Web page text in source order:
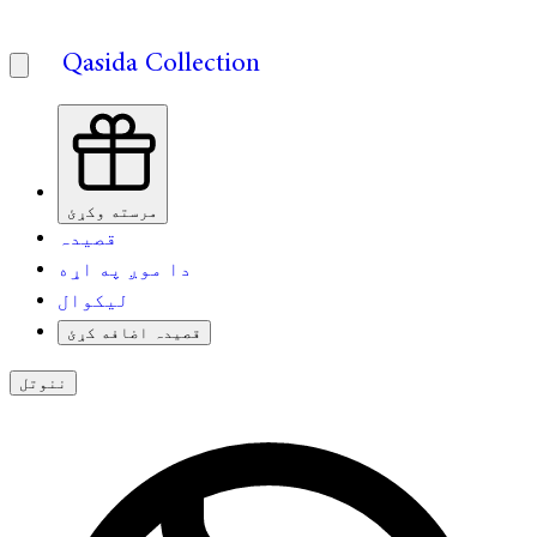
Qasida Collection
مرسته وکړئ
قصیدہ
دا موږ په اړه
لیکوال
قصیدہ اضافه کړئ
ننوتل